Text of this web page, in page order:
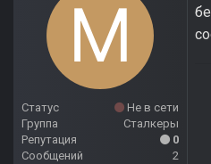
Статус
Не в сети
Группа
Сталкеры
Репутация
0
Сообщений
2